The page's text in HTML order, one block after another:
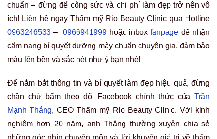
chuẩn – đừng để công sức và chi phí làm đẹp trở nên vô
ích! Liên hệ ngayThẩm mỹ Rio Beauty Clinic qua Hotline
0963246533 –0966941999 hoặc inboxfanpage để nhận
cẩm nang bí quyết dưỡng mày chuẩn chuyên gia, đảm bảo
màu lên bền và sắc nét như ý bạn nhé!
Để nắm bắt thông tin và bí quyết làm đẹp hiệu quả, đừng
chần chừ bấm theo dõi Facebook chính thức của Trần
Mạnh Thắng, CEO Thẩm mỹ Rio Beauty Clinic. Với kinh
nghiệm hơn 20 năm, anh Thắng thường xuyên chia sẻ
những góc nhìn chuyên môn và lời khuyên giá trị về thẩm